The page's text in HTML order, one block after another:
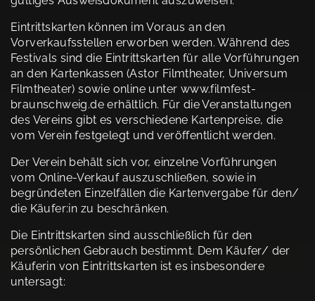
Eintrittskarten können im Voraus an den
Vorverkaufsstellen erworben werden. Während des
Festivals sind die Eintrittskarten für alle Vorführungen
an den Kartenkassen (Astor Filmtheater, Universum
Filmtheater) sowie online unter www.filmfest-
braunschweig.de erhältlich. Für die Veranstaltungen
des Vereins gibt es verschiedene Kartenpreise, die
vom Verein festgelegt und veröffentlicht werden.
Der Verein behält sich vor, einzelne Vorführungen
vom Online-Verkauf auszuschließen, sowie in
begründeten Einzelfällen die Kartenvergabe für den/
die Käufer:in zu beschränken.
Die Eintrittskarten sind ausschließlich für den
persönlichen Gebrauch bestimmt. Dem Käufer/ der
Käuferin von Eintrittskarten ist es insbesondere
untersagt: